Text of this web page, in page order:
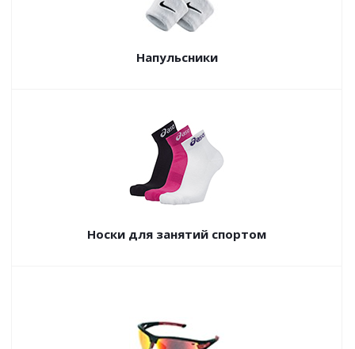
Напульсники
Носки для занятий спортом